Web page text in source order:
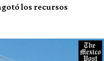
los recursos